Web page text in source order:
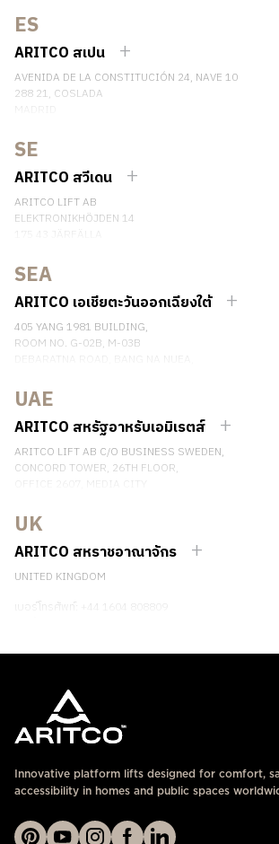
เบอร์โทรศัพท์: +49 7123 9597272
ติดต่อเรา
ES
ARITCO สเปน
AVENIDA DE LA CONSTITUCIÓN 24, NAVE 10
288 21, COSLADA
เบอร์โทรศัพท์: (+34) 918 622 552
ติดต่อเรา
SE
ARITCO สวีเดน
ARITCO LIFT AB
ELEKTRONIKHÖJDEN 14
เบอร์โทรศัพท์: +46 8 120 401 00
ติดต่อเรา
SEA
ARITCO เอเชียตะวันออกเฉียงใต้
405 YANG 1981 BUILDING,
ROOM NO. G-02B, M-03B
เบอร์โทรศัพท์: +66 863174017
ติดต่อเรา
UAE
ARITCO สหรัฐอาหรับเอมิเรตส์
ARITCO LIFT AB C/O BUSINESS SWEDEN,
CONCORD TOWER, 26TH FLOOR,
ติดต่อเรา
UK
ARITCO สหราชอาณาจักร
UNITED KINGDOM
เบอร์โทรศัพท์: +44 1604 808809
Innovative platform lifts designed for comfort,
accessibility in homes and public spaces